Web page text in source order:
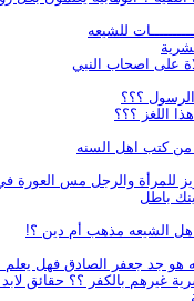
للشيعه
على اصحاب النبي
؟؟؟
اللغز ؟؟؟
من كتب اهل السنه
للمرأة والرجل مس العورة
باطل
الشيعه مذهب أم دين ؟!
هو جد جعفر الصادق فهل
غيرهم بالكفر ؟؟ حقائق لابد